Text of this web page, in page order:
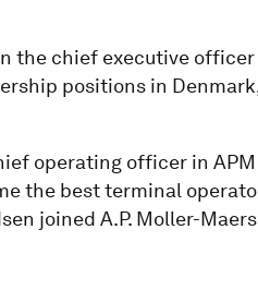
the chief executive
positions in
operating officer in APM
the best terminal
joined A.P. Moller-